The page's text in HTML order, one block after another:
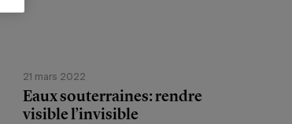
21 mars 2022
Eaux souterraines: rendre
visible l’invisible